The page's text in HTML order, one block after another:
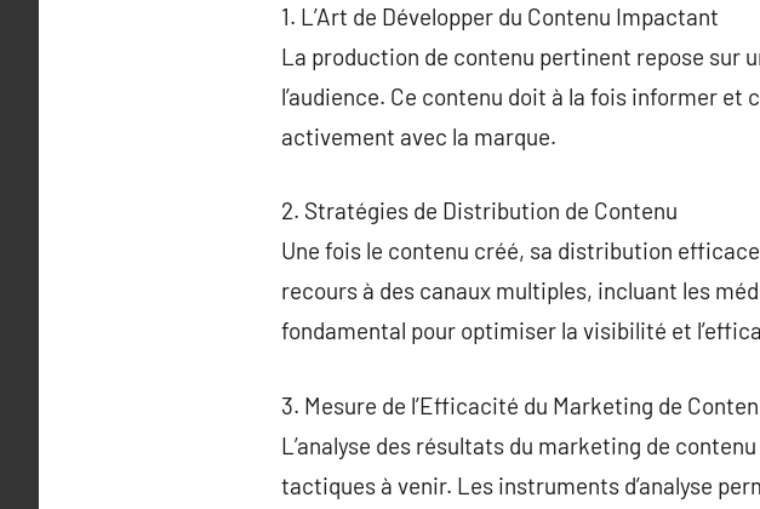
1. L’Art de Développer du Contenu Impactant
La production de contenu pertinent repose sur
l’audience. Ce contenu doit à la fois informer
activement avec la marque.
2. Stratégies de Distribution de Contenu
Une fois le contenu créé, sa distribution
recours à des canaux multiples, incluant les
fondamental pour optimiser la visibilité et
3. Mesure de l’Efficacité du Marketing de
L’analyse des résultats du marketing de
tactiques à venir. Les instruments d’analyse